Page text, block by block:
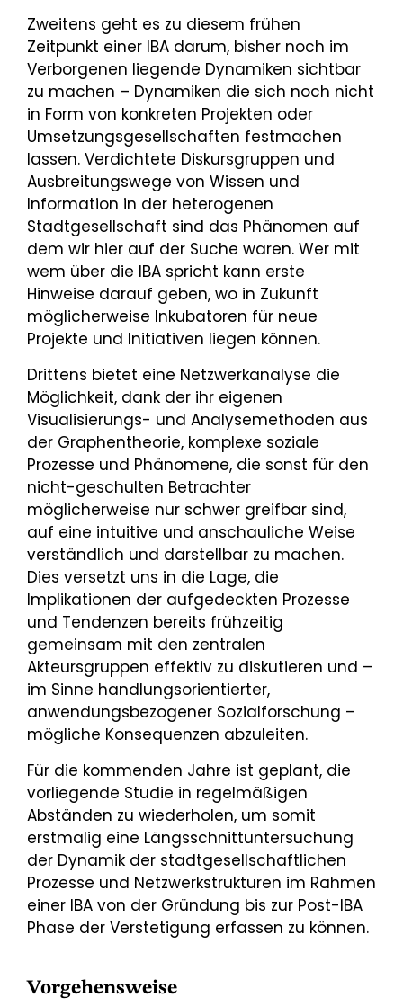
Zweitens geht es zu diesem frühen
Zeitpunkt einer IBA darum, bisher noch im
Verborgenen liegende Dynamiken sichtbar
zu machen – Dynamiken die sich noch nicht
in Form von konkreten Projekten oder
Umsetzungsgesellschaften festmachen
lassen. Verdichtete Diskursgruppen und
Ausbreitungswege von Wissen und
Information in der heterogenen
Stadtgesellschaft sind das Phänomen auf
dem wir hier auf der Suche waren. Wer mit
wem über die IBA spricht kann erste
Hinweise darauf geben, wo in Zukunft
möglicherweise Inkubatoren für neue
Projekte und Initiativen liegen können.
Drittens bietet eine Netzwerkanalyse die
Möglichkeit, dank der ihr eigenen
Visualisierungs- und Analysemethoden aus
der Graphentheorie, komplexe soziale
Prozesse und Phänomene, die sonst für den
nicht-geschulten Betrachter
möglicherweise nur schwer greifbar sind,
auf eine intuitive und anschauliche Weise
verständlich und darstellbar zu machen.
Dies versetzt uns in die Lage, die
Implikationen der aufgedeckten Prozesse
und Tendenzen bereits frühzeitig
gemeinsam mit den zentralen
Akteursgruppen effektiv zu diskutieren und –
im Sinne handlungsorientierter,
anwendungsbezogener Sozialforschung –
mögliche Konsequenzen abzuleiten.
Für die kommenden Jahre ist geplant, die
vorliegende Studie in regelmäßigen
Abständen zu wiederholen, um somit
erstmalig eine Längsschnittuntersuchung
der Dynamik der stadtgesellschaftlichen
Prozesse und Netzwerkstrukturen im Rahmen
einer IBA von der Gründung bis zur Post-IBA
Phase der Verstetigung erfassen zu können.
Vorgehensweise